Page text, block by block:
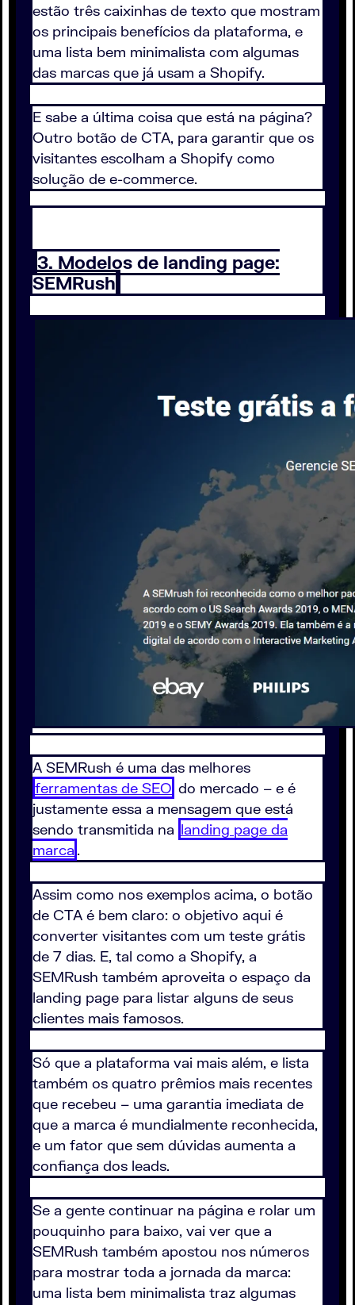
estão três caixinhas de texto que mostram
os principais benefícios da plataforma, e
uma lista bem minimalista com algumas
das marcas que já usam a Shopify.
E sabe a última coisa que está na página?
Outro botão de CTA, para garantir que os
visitantes escolham a Shopify como
solução de e-commerce.
3. Modelos de landing page:
SEMRush
A SEMRush é uma das melhores
ferramentas de SEO do mercado – e é
justamente essa a mensagem que está
sendo transmitida na landing page da
marca .
Assim como nos exemplos acima, o botão
de CTA é bem claro: o objetivo aqui é
converter visitantes com um teste grátis
de 7 dias. E, tal como a Shopify, a
SEMRush também aproveita o espaço da
landing page para listar alguns de seus
clientes mais famosos.
Só que a plataforma vai mais além, e lista
também os quatro prêmios mais recentes
que recebeu – uma garantia imediata de
que a marca é mundialmente reconhecida,
e um fator que sem dúvidas aumenta a
confiança dos leads.
Se a gente continuar na página e rolar um
pouquinho para baixo, vai ver que a
SEMRush também apostou nos números
para mostrar toda a jornada da marca:
uma lista bem minimalista traz algumas